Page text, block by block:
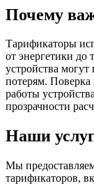
Почему
Тарификаторы
от энергетики до
устройства
потерям. Поверка
работы
прозрачности
Наши
Мы
тарификаторов,